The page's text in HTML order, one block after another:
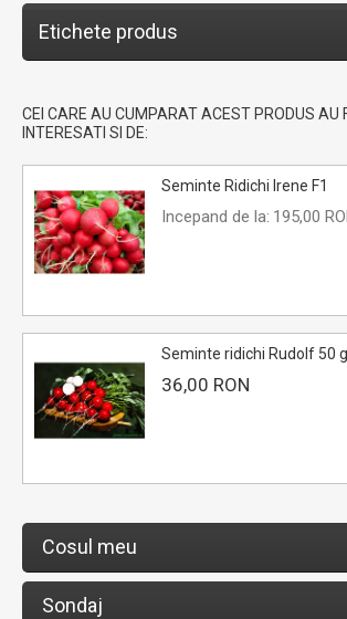
Etichete produs
CEI CARE AU CUMPARAT ACEST PRODUS AU
INTERESATI SI DE:
Seminte Ridichi Irene F1
Incepand de la: 195,00
Seminte ridichi Rudolf 50 g
36,00 RON
Cosul meu
Sondaj